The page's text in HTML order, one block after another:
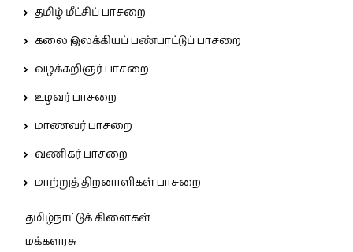
தமிழ் மீட்சிப் பாசறை
கலை இலக்கியப் பண்பாட்டுப் பாசறை
வழக்கறிஞர் பாசறை
உழவர் பாசறை
மாணவர் பாசறை
வணிகர் பாசறை
மாற்றுத் திறனாளிகள் பாசறை
தமிழ்நாட்டுக் கிளைகள்
மக்களரசு